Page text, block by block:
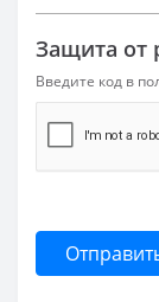
Защита от
Введите код в